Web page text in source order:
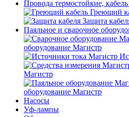
Провода термостойкие,
Греющий
Защита
Паяльное и сварочное
оборудование Магистр
Магистр
оборудование Магистр
Насосы
Уф-лампы